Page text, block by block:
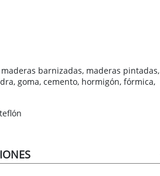
barnizadas, maderas pintadas,
goma, cemento, hormigón, fórmica,